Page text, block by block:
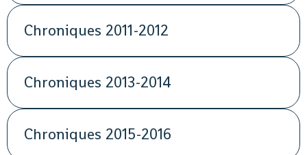
Chroniques 2011-2012
Chroniques 2013-2014
Chroniques 2015-2016